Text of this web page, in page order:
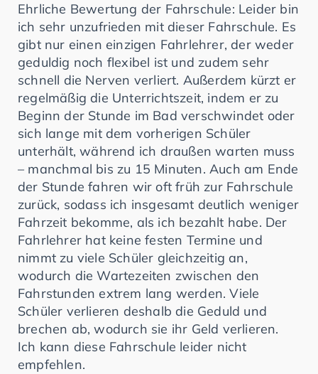
Ehrliche Bewertung der Fahrschule: Leider bin
ich sehr unzufrieden mit dieser Fahrschule. Es
gibt nur einen einzigen Fahrlehrer, der weder
geduldig noch flexibel ist und zudem sehr
schnell die Nerven verliert. Außerdem kürzt er
regelmäßig die Unterrichtszeit, indem er zu
Beginn der Stunde im Bad verschwindet oder
sich lange mit dem vorherigen Schüler
unterhält, während ich draußen warten muss
– manchmal bis zu 15 Minuten. Auch am Ende
der Stunde fahren wir oft früh zur Fahrschule
zurück, sodass ich insgesamt deutlich weniger
Fahrzeit bekomme, als ich bezahlt habe. Der
Fahrlehrer hat keine festen Termine und
nimmt zu viele Schüler gleichzeitig an,
wodurch die Wartezeiten zwischen den
Fahrstunden extrem lang werden. Viele
Schüler verlieren deshalb die Geduld und
brechen ab, wodurch sie ihr Geld verlieren.
Ich kann diese Fahrschule leider nicht
empfehlen.